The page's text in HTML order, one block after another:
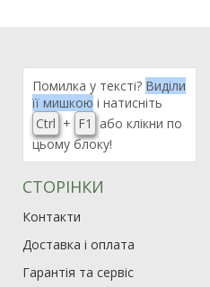
Помилка у тексті? Виділи
її мишкою і натисніть
Ctrl + F1
або клікни по
цьому блоку!
СТОРІНКИ
Контакти
Доставка і оплата
Гарантія та сервіс